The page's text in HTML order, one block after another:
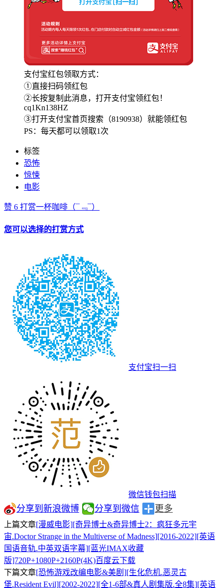
支付宝红包领取方式：
①直接扫码领红包
②长按复制此消息，打开支付宝领红包！
cq1Kn138HZ
③打开支付宝首页搜索（8190938）就能领红包
PS：每天都可以领取1次
标签
恐怖
惊悚
电影
赞 6 打赏一杯咖啡 （¯﹃¯）
您可以选择的打赏方式
支付宝扫一扫
微信钱包扫描
分享到新浪微博 分享到微信 更多
上篇文章[漫威电影][奇异博士&奇异博士2：疯狂多元宇
宙.Doctor Strange in the Multiverse of Madness][2016-2022][英语
国语音轨.中英双语字幕][蓝光IMAX收藏
版]720P+1080P+2160P(4K)百度云下载
下篇文章[恐怖游戏改编电影&美剧][生化危机.恶灵古
堡.Resident Evil][2002-2022][全1-6部&真人剧集版.全8集][英语